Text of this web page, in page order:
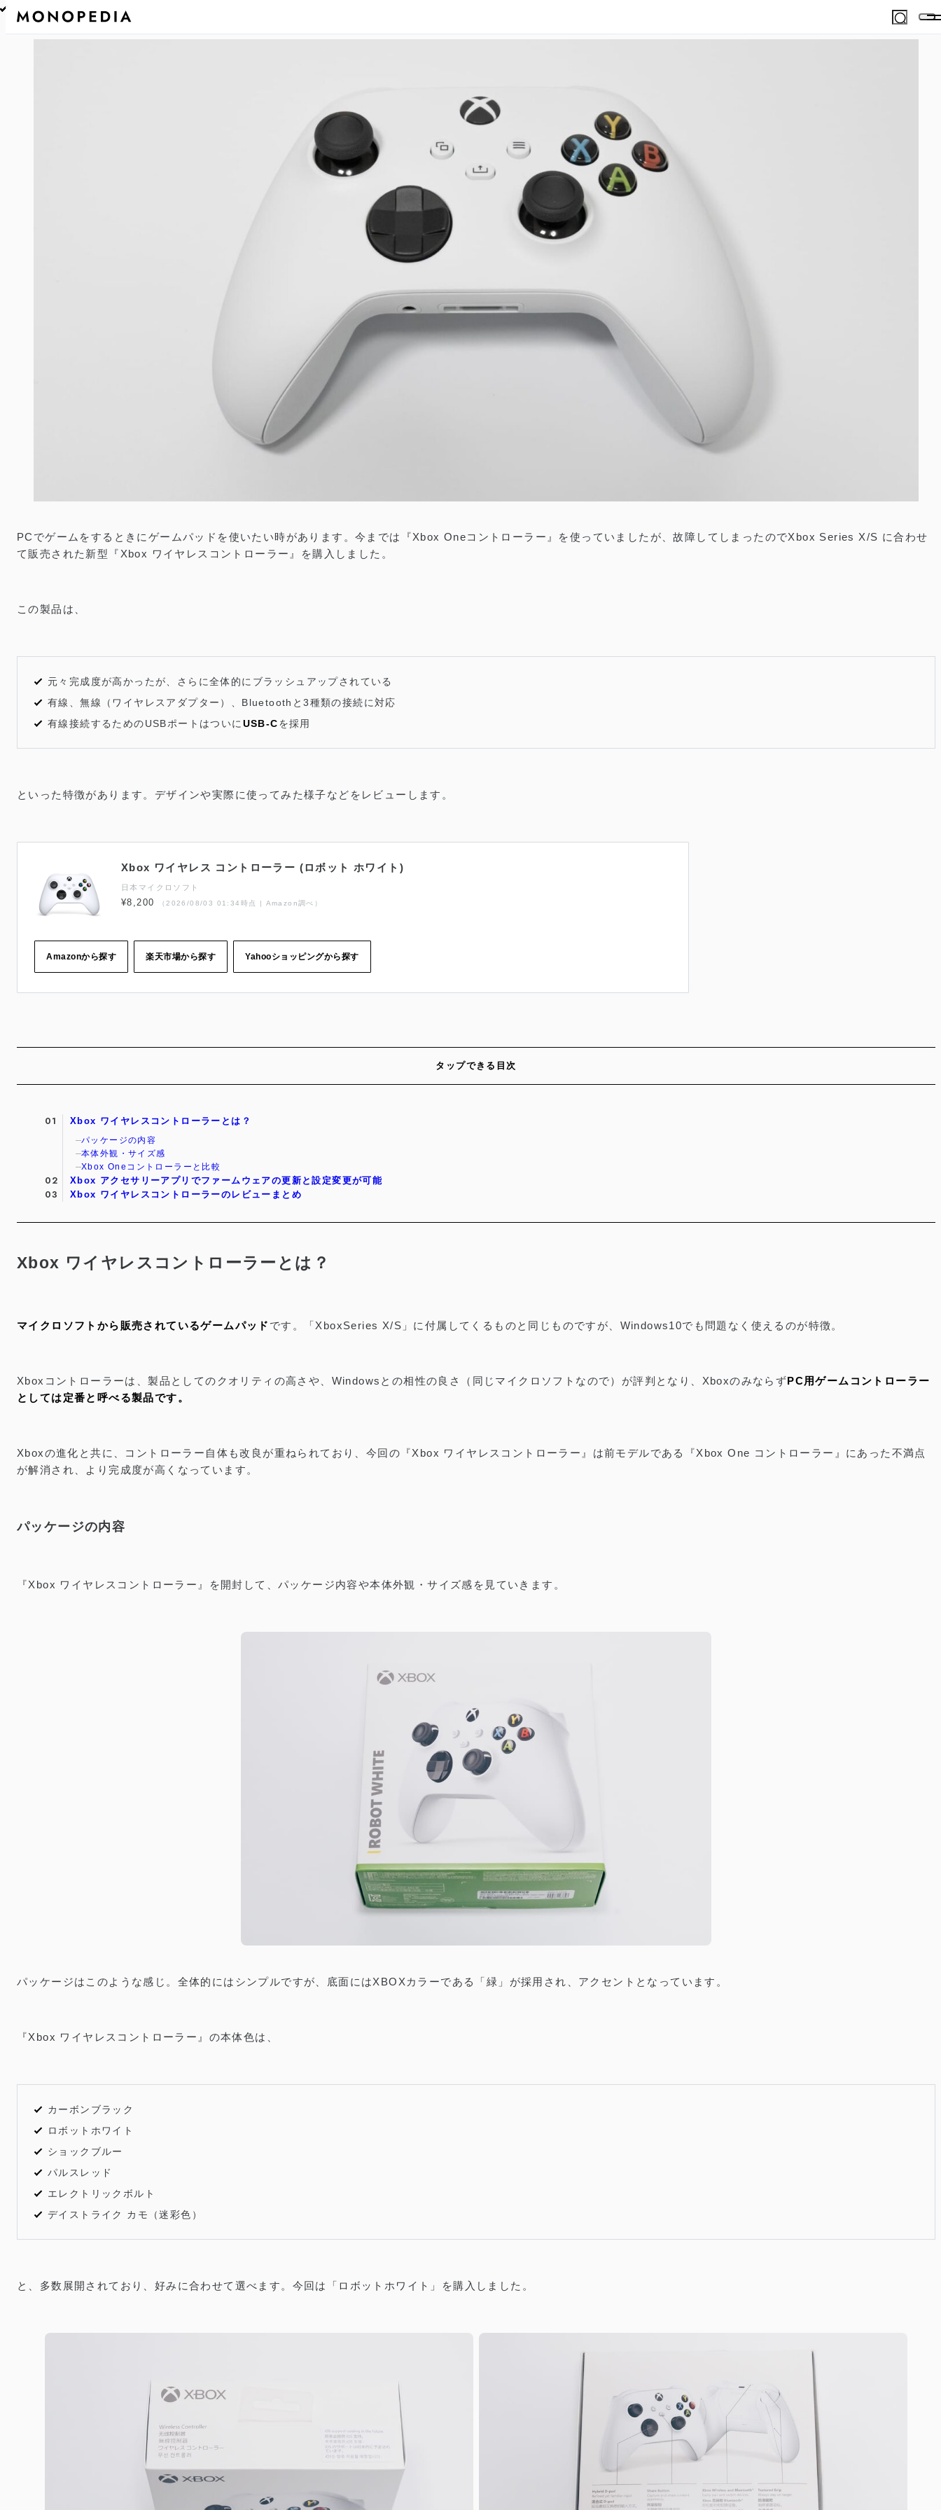
Xbox ワイヤレスコントローラー レビュー／PC用ゲームパッドの定番。迷ったらこれを買っておけば間違いない
PCでゲームをするときにゲームパッドを使いたい時があります。今までは『Xbox Oneコントローラー』を使っていましたが、故障してしまったのでXbox Series X/S に合わせ
て販売された新型『Xbox ワイヤレスコントローラー』を購入しました。
この製品は、
元々完成度が高かったが、さらに全体的にブラッシュアップされている
有線、無線（ワイヤレスアダプター）、Bluetoothと3種類の接続に対応
有線接続するためのUSBポートはついに USB-Cを採用
といった特徴があります。デザインや実際に使ってみた様子などをレビューします。
Xbox ワイヤレス コントローラー (ロボット ホワイト)
日本マイクロソフト
¥8,200 （2026/08/03 01:34時点 | Amazon調べ）
Amazonから探す 楽天市場から探す Yahooショッピングから探す
タップできる目次
Xbox ワイヤレスコントローラーとは？
パッケージの内容
本体外観・サイズ感
Xbox Oneコントローラーと比較
Xbox アクセサリーアプリでファームウェアの更新と設定変更が可能
Xbox ワイヤレスコントローラーのレビューまとめ
Xbox ワイヤレスコントローラーとは？
マイクロソフトから販売されているゲームパッド です。「XboxSeries X/S」に付属してくるものと同じものですが、Windows10でも問題なく使えるのが特徴。
Xboxコントローラーは、製品としてのクオリティの高さや、Windowsとの相性の良さ（同じマイクロソフトなので）が評判となり、XboxのみならずPC用ゲームコントローラー
としては定番と呼べる製品です。
Xboxの進化と共に、コントローラー自体も改良が重ねられており、今回の『Xbox ワイヤレスコントローラー』は前モデルである『Xbox One コントローラー』にあった不満点
が解消され、より完成度が高くなっています。
パッケージの内容
『Xbox ワイヤレスコントローラー』を開封して、パッケージ内容や本体外観・サイズ感を見ていきます。
パッケージはこのような感じ。全体的にはシンプルですが、底面にはXBOXカラーである「緑」が採用され、アクセントとなっています。
『Xbox ワイヤレスコントローラー』の本体色は、
カーボンブラック
ロボットホワイト
ショックブルー
パルスレッド
エレクトリックボルト
デイストライク カモ（迷彩色）
と、多数展開されており、好みに合わせて選べます。今回は「ロボットホワイト」を購入しました。